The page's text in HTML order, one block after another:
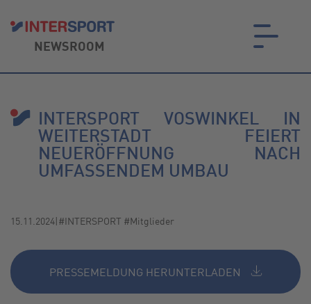
NEWSROOM
INTERSPORT VOSWINKEL IN
WEITERSTADT FEIERT
NEUERÖFFNUNG NACH
UMFASSENDEM UMBAU
15.11.2024|#INTERSPORT #Mitglieder
PRESSEMELDUNG HERUNTERLADEN